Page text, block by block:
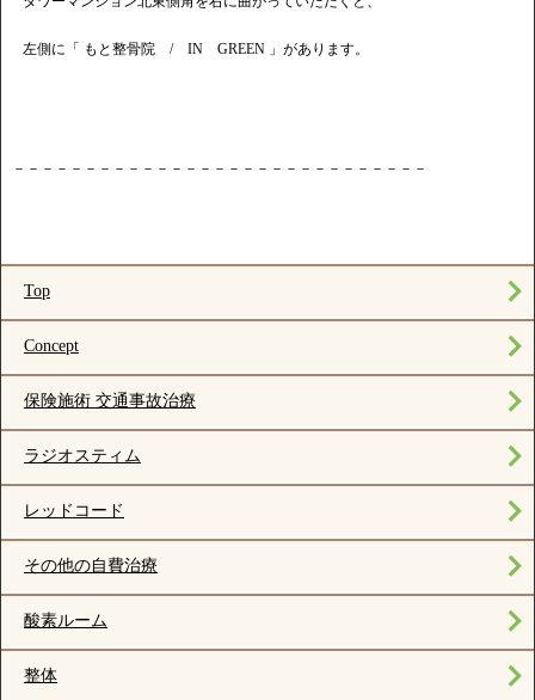
左側に「 もと整骨院 / IN GREEN 」があります。
－－－－－－－－－－－－－－－－－－－－－－－－－－－－－
Top
Concept
保険施術 交通事故治療
ラジオスティム
レッドコード
その他の自費治療
酸素ルーム
整体